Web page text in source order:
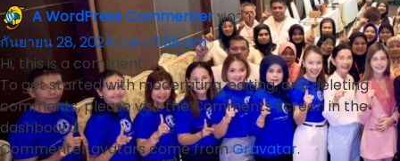
A WordPress Commenterพูดว่า:
กันยายน 28, 2024 เวลา 11:58 am
Hi, this is a comment.
To get started with moderating, editing, and deleting
comments, please visit the Comments screen in the
dashboard.
Commenter avatars come fromGravatar.